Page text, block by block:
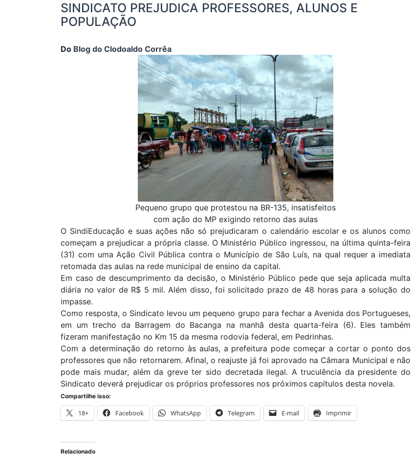
SINDICATO PREJUDICA PROFESSORES, ALUNOS E
POPULAÇÃO
Do Blog do Clodoaldo Corrêa
Pequeno grupo que protestou na BR-135, insatisfeitos
com ação do MP exigindo retorno das aulas
O SindiEducação e suas ações não só prejudicaram o calendário escolar e os alunos como
começam a prejudicar a própria classe. O Ministério Público ingressou, na última quinta-feira
(31) com uma Ação Civil Pública contra o Município de São Luís, na qual requer a imediata
retomada das aulas na rede municipal de ensino da capital.
Em caso de descumprimento da decisão, o Ministério Público pede que seja aplicada multa
diária no valor de R$ 5 mil. Além disso, foi solicitado prazo de 48 horas para a solução do
impasse.
Como resposta, o Sindicato levou um pequeno grupo para fechar a Avenida dos Portugueses,
em um trecho da Barragem do Bacanga na manhã desta quarta-feira (6). Eles também
fizeram manifestação no Km 15 da mesma rodovia federal, em Pedrinhas.
Com a determinação do retorno às aulas, a prefeitura pode começar a cortar o ponto dos
professores que não retornarem. Afinal, o reajuste já foi aprovado na Câmara Municipal e não
pode mais mudar, além da greve ter sido decretada ilegal. A truculência da presidente do
Sindicato deverá prejudicar os próprios professores nos próximos capítulos desta novela.
Compartilhe isso:
18+ Facebook WhatsApp Telegram E-mail Imprimir
Relacionado